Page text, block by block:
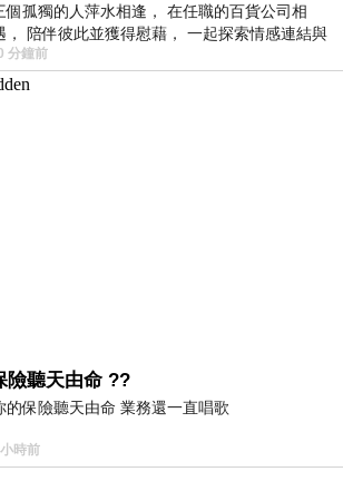
個孤獨的人萍水相逢， 在任職的百貨公司相
， 陪伴彼此並獲得慰藉， 一起探索情感連結與
的本質。
分鐘前
險聽天由命 ??
的保險聽天由命 業務還一直唱歌
時前